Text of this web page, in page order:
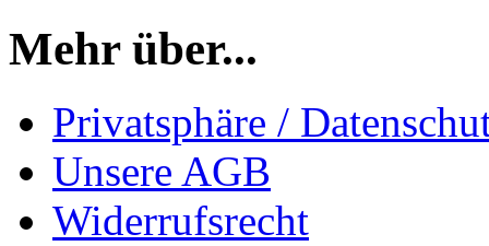
Mehr über...
Privatsphäre /
Unsere AGB
Widerrufsrecht